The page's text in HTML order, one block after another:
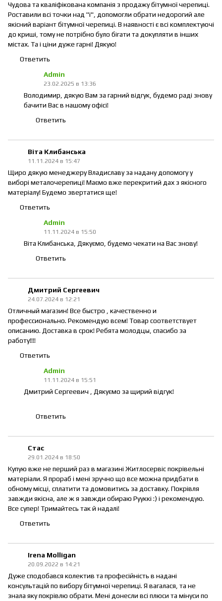
Чудова та кваліфікована компанія з продажу бітумної черепиці.
Роставили всі точки над "і", допомогли обрати недорогий але
якісний варіант бітумної черепиці. В наявності є всі комплектуючі
до криші, тому не потрібно було бігати та докупляти в інших
містах. Та і ціни дуже гарні! Дякую!
Ответить
Admin
23.02.2025 в 13:36
Володимир, дякую Вам за гарний відгук, будемо раді знову
бачити Вас в нашому офісі!
Ответить
Віта Клибанська
11.11.2024 в 15:47
Щиро дякую менеджеру Владиславу за надану допомогу у
виборі металочерепиці! Маємо вже перекритий дах з якісного
матеріалу! Будемо звертатися ще!
Ответить
Admin
11.11.2024 в 15:50
Віта Клибанська, Дякуємо, будемо чекати на Вас знову!
Ответить
Дмитрий Сергеевич
24.07.2024 в 12:21
Отличный магазин! Все быстро , качественно и
профессионально. Рекомендую всем! Товар соответствует
описанию. Доставка в срок! Ребята молодцы, спасибо за
работу!!!!
Ответить
Admin
11.11.2024 в 15:51
Дмитрий Сергеевич , Дякуємо за щирий відгук!
Ответить
Стас
29.01.2024 в 18:50
Купую вже не перший раз в магазині Житлосервіс покрівельні
матеріали. Я прораб і мені зручно що все можна придбати в
обному місці, сплатити та домовитись за доставку. Покрівля
завжди якісна, але ж я завжди обираю Рууккі :) і рекомендую.
Все супер! Тримайтесь так й надалі!
Ответить
Irena Molligan
20.09.2022 в 14:21
Дуже сподобався колектив та професійність в надані
консультацій по вибору бітумної черепиці. Я вагалася, та не
знала яку покрівлю обрати. Мені донесли всі плюси та мінуси по